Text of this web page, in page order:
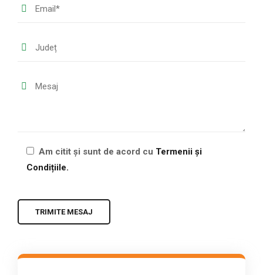
Am citit și sunt de acord cu Termenii și
Condițiile.